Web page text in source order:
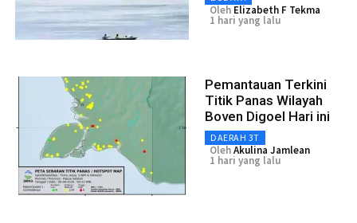
Oleh Elizabeth F Tekma
1 hari yang lalu
Pemantauan Terkini
Titik Panas Wilayah
Boven Digoel Hari ini
DAERAH 3T
OlehAkulina Jamlean
1 hari yang lalu